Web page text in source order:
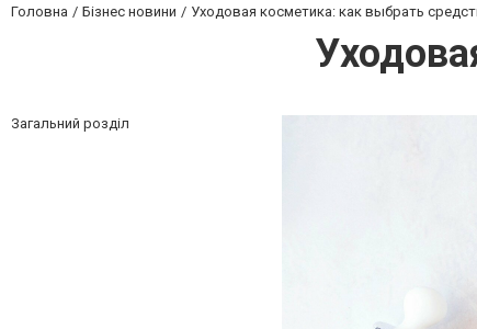
Головна Бізнес новини Уходовая косметика: как выбрать
Загальний розділ